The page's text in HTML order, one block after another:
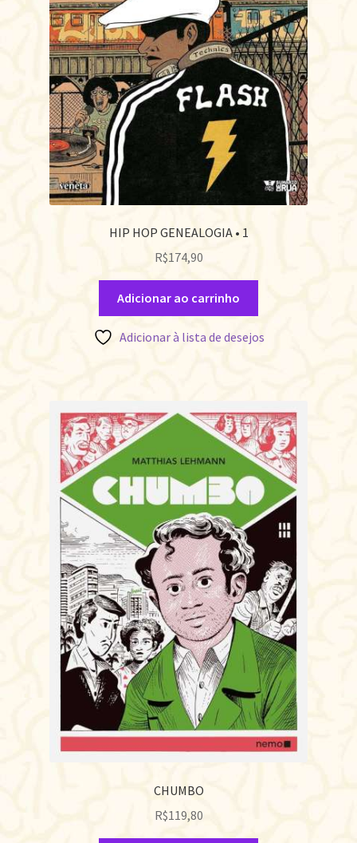
HIP HOP GENEALOGIA • 1
R$174,90
Adicionar ao carrinho
Adicionar à lista de desejos
CHUMBO
R$119,80